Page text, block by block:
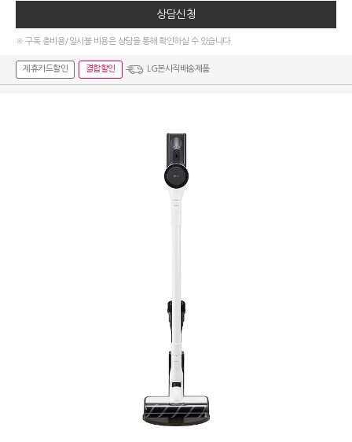
상담신청
※ 구독 총비용/일시불 비용은 상담을 통해 확인하실 수 있습니다.
제휴카드할인 결합할인 LG본사직배송제품